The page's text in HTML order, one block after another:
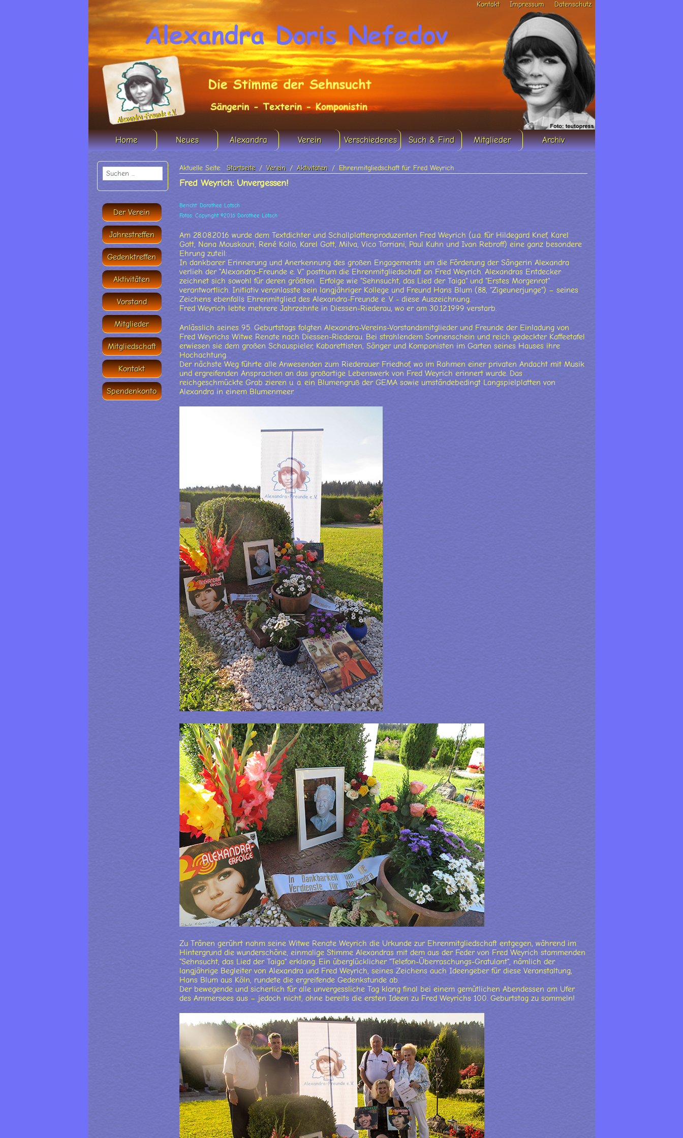
Kontakt Impressum Datenschutz
Home Neues Alexandra Verein Verschiedenes Such & Find Mitglieder Archiv
Der Verein
Jahrestreffen
Gedenktreffen
Aktivitäten
Vorstand
Mitglieder
Mitgliedschaft
Kontakt
Spendenkonto
Aktuelle Seite: Startseite Verein Aktivitäten Ehrenmitgliedschaft für Fred Weyrich
Fred Weyrich: Unvergessen!
Bericht: Dorothee Lotsch
Fotos: Copyright ©2016 Dorothee Lotsch
Am 28.08.2016 wurde dem Textdichter und Schallplattenproduzenten Fred Weyrich (u.a. für Hildegard Knef, Karel
Gott, Nana Mouskouri, René Kollo, Karel Gott, Milva, Vico Torriani, Paul Kuhn und Ivan Rebroff) eine ganz besondere
Ehrung zuteil:
In dankbarer Erinnerung und Anerkennung des großen Engagements um die Förderung der Sängerin Alexandra
verlieh der "Alexandra-Freunde e. V." posthum die Ehrenmitgliedschaft an Fred Weyrich. Alexandras Entdecker
zeichnet sich sowohl für deren größten Erfolge wie "Sehnsucht, das Lied der Taiga" und "Erstes Morgenrot"
verantwortlich. Initiativ veranlasste sein langjähriger Kollege und Freund Hans Blum (88, "Zigeunerjunge") – seines
Zeichens ebenfalls Ehrenmitglied des Alexandra-Freunde e. V. - diese Auszeichnung.
Fred Weyrich lebte mehrere Jahrzehnte in Diessen-Riederau, wo er am 30.12.1999 verstarb.
Anlässlich seines 95. Geburtstags folgten Alexandra-Vereins-Vorstandsmitglieder und Freunde der Einladung von
Fred Weyrichs Witwe Renate nach Diessen-Riederau. Bei strahlendem Sonnenschein und reich gedeckter Kaffeetafel
erwiesen sie dem großen Schauspieler, Kabarettisten, Sänger und Komponisten im Garten seines Hauses ihre
Hochachtung.
Der nächste Weg führte alle Anwesenden zum Riederauer Friedhof, wo im Rahmen einer privaten Andacht mit Musik
und ergreifenden Ansprachen an das großartige Lebenswerk von Fred Weyrich erinnert wurde. Das
reichgeschmückte Grab zieren u. a. ein Blumengruß der GEMA sowie umständebedingt Langspielplatten von
Alexandra in einem Blumenmeer.
Zu Tränen gerührt nahm seine Witwe Renate Weyrich die Urkunde zur Ehrenmitgliedschaft entgegen, während im
Hintergrund die wunderschöne, einmalige Stimme Alexandras mit dem aus der Feder von Fred Weyrich stammenden
"Sehnsucht, das Lied der Taiga" erklang. Ein überglücklicher "Telefon-Überraschungs-Gratulant", nämlich der
langjährige Begleiter von Alexandra und Fred Weyrich, seines Zeichens auch Ideengeber für diese Veranstaltung,
Hans Blum aus Köln, rundete die ergreifende Gedenkstunde ab.
Der bewegende und sicherlich für alle unvergessliche Tag klang final bei einem gemütlichen Abendessen am Ufer
des Ammersees aus – jedoch nicht, ohne bereits die ersten Ideen zu Fred Weyrichs 100. Geburtstag zu sammeln!